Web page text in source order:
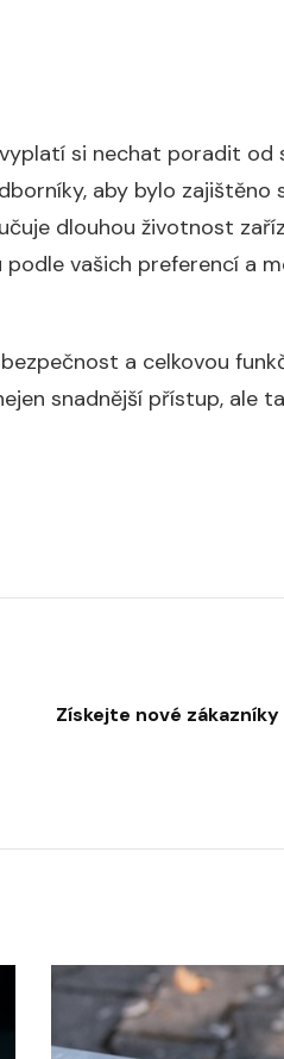
si nechat poradit
aby bylo zajištěno
dlouhou životnost
vašich preferencí a
a celkovou
snadnější přístup, ale
Získejte nové